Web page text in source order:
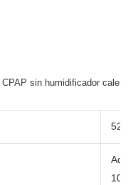
sin humidificador